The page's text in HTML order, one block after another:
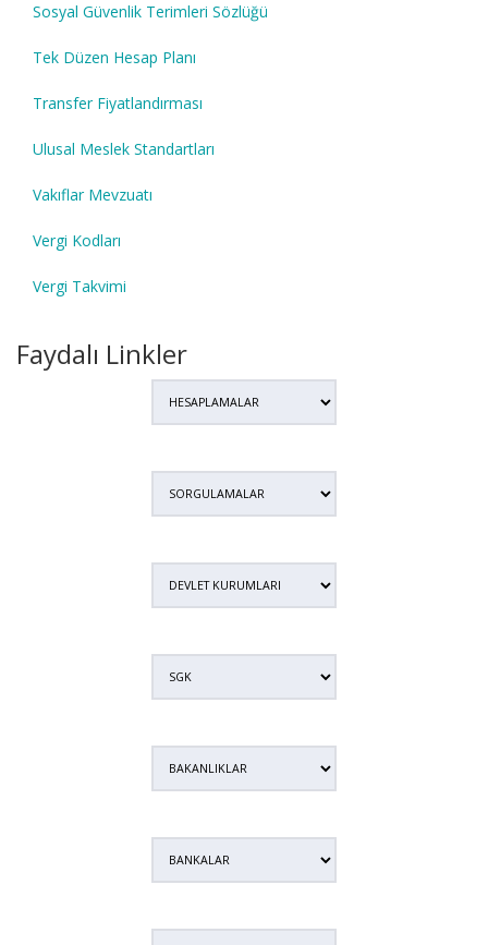
Sosyal Güvenlik Terimleri Sözlüğü
Tek Düzen Hesap Planı
Transfer Fiyatlandırması
Ulusal Meslek Standartları
Vakıflar Mevzuatı
Vergi Kodları
Vergi Takvimi
Faydalı Linkler